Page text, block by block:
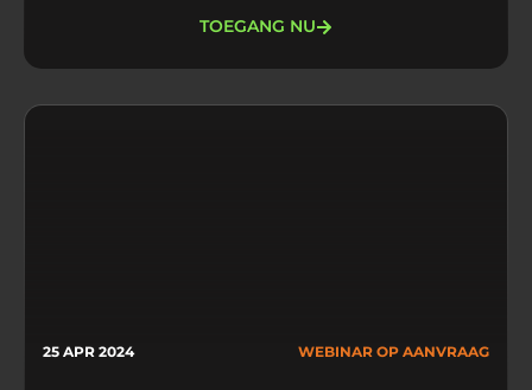
TOEGANG NU
25 APR 2024 WEBINAR OP AANVRAAG